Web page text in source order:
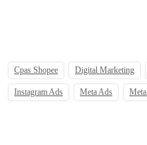
Cpas Shopee Digital Marketing
Instagram Ads Meta Ads